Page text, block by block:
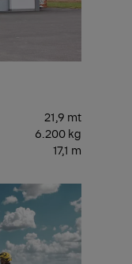
21,9 mt
6.200 kg
17,1 m